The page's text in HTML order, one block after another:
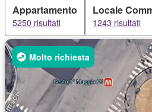
Appartamento
5250 risultati
Locale
1243 risultati
Molto richiesta